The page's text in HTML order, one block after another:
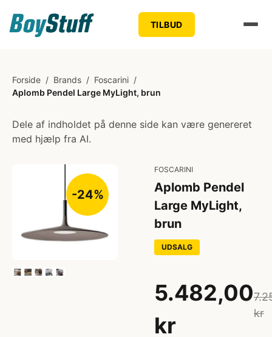
TILBUD
Forside / Brands / Foscarini /
Aplomb Pendel Large MyLight, brun
Dele af indholdet på denne side kan være genereret
med hjælp fra AI.
-24%
FOSCARINI
Aplomb Pendel
Large MyLight,
brun
UDSALG
5.482,00
kr
kr